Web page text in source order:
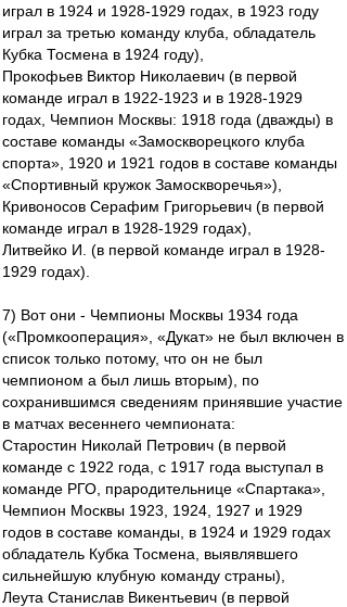
играл в 1924 и 1928-1929 годах, в 1923 году
играл за третью команду клуба, обладатель
Кубка Тосмена в 1924 году),
Прокофьев Виктор Николаевич (в первой
команде играл в 1922-1923 и в 1928-1929
годах, Чемпион Москвы: 1918 года (дважды) в
составе команды «Замоскворецкого клуба
спорта», 1920 и 1921 годов в составе команды
«Спортивный кружок Замоскворечья»),
Кривоносов Серафим Григорьевич (в первой
команде играл в 1928-1929 годах),
Литвейко И. (в первой команде играл в 1928-
1929 годах).
7) Вот они - Чемпионы Москвы 1934 года
(«Промкооперация», «Дукат» не был включен в
список только потому, что он не был
чемпионом а был лишь вторым), по
сохранившимся сведениям принявшие участие
в матчах весеннего чемпионата:
Старостин Николай Петрович (в первой
команде с 1922 года, с 1917 года выступал в
команде РГО, прародительнице «Спартака»,
Чемпион Москвы 1923, 1924, 1927 и 1929
годов в составе команды, в 1924 и 1929 годах
обладатель Кубка Тосмена, выявлявшего
сильнейшую клубную команду страны),
Леута Станислав Викентьевич (в первой